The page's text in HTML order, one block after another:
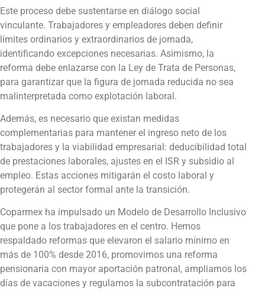
Este proceso debe sustentarse en diálogo social
vinculante. Trabajadores y empleadores deben definir
límites ordinarios y extraordinarios de jornada,
identificando excepciones necesarias. Asimismo, la
reforma debe enlazarse con la Ley de Trata de Personas,
para garantizar que la figura de jornada reducida no sea
malinterpretada como explotación laboral.
Además, es necesario que existan medidas
complementarias para mantener el ingreso neto de los
trabajadores y la viabilidad empresarial: deducibilidad total
de prestaciones laborales, ajustes en el ISR y subsidio al
empleo. Estas acciones mitigarán el costo laboral y
protegerán al sector formal ante la transición.
Coparmex ha impulsado un Modelo de Desarrollo Inclusivo
que pone a los trabajadores en el centro. Hemos
respaldado reformas que elevaron el salario mínimo en
más de 100% desde 2016, promovimos una reforma
pensionaria con mayor aportación patronal, ampliamos los
días de vacaciones y regulamos la subcontratación para